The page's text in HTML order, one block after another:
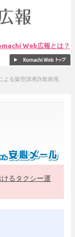
Web広報とは？
よる架空請求詐欺前兆
るタクシー運